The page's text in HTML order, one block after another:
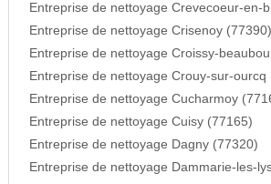
Entreprise de nettoyage Crevecoeur-en-
Entreprise de nettoyage Crisenoy (77390)
Entreprise de nettoyage Croissy-
Entreprise de nettoyage Crouy-sur-ourcq
Entreprise de nettoyage Cucharmoy
Entreprise de nettoyage Cuisy (77165)
Entreprise de nettoyage Dagny (77320)
Entreprise de nettoyage Dammarie-les-